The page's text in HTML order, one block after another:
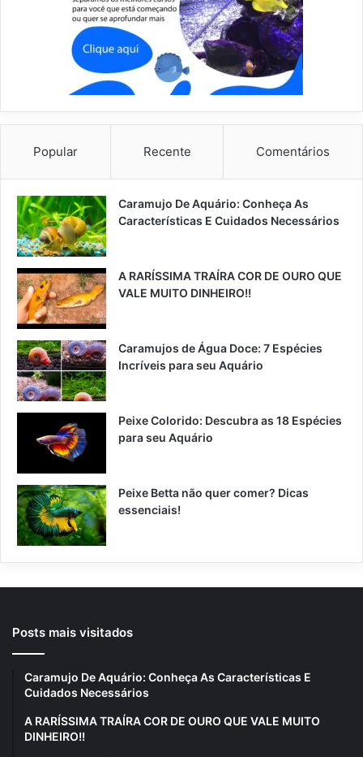
Popular Recente Comentários
Caramujo De Aquário: Conheça As
Características E Cuidados Necessários
A RARÍSSIMA TRAÍRA COR DE OURO QUE
VALE MUITO DINHEIRO!!
Caramujos de Água Doce: 7 Espécies
Incríveis para seu Aquário
Peixe Colorido: Descubra as 18 Espécies
para seu Aquário
Peixe Betta não quer comer? Dicas
essenciais!
Posts mais visitados
Caramujo De Aquário: Conheça As Características E
Cuidados Necessários
A RARÍSSIMA TRAÍRA COR DE OURO QUE VALE MUITO
DINHEIRO!!